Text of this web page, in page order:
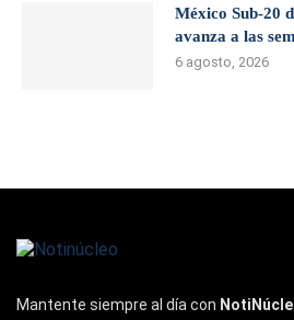
México Sub-20
avanza a las
6 agosto, 2026
Mantente siempre al día con